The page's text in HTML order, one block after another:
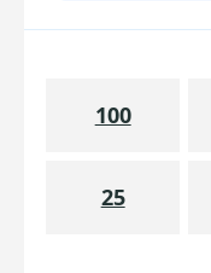
100
25